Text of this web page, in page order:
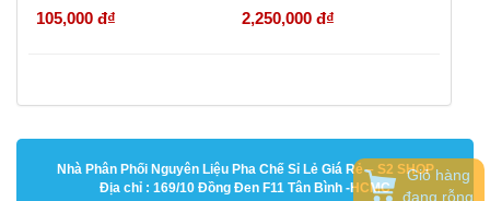
105,000 đ₫ 2,250,000 đ₫
Nhà Phân Phối Nguyên Liệu Pha Chế Sỉ Lẻ Giá Rẻ – S2 SHOP
Địa chỉ : 169/10 Đồng Đen F11 Tân Bình -HCMC
Giỏ hàng
đang rỗng